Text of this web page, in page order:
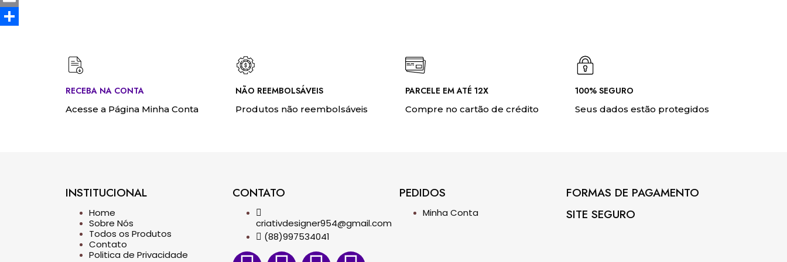
Email
RECEBA NA CONTA
Acesse a Página Minha Conta
NÃO REEMBOLSÁVEIS
Produtos não reembolsáveis
PARCELE EM ATÉ 12X
Compre no cartão de crédito
100% SEGURO
Seus dados estão protegidos
INSTITUCIONAL
Home
Sobre Nós
Todos os Produtos
Contato
Politica de Privacidade
CONTATO
criativdesigner954@gmail.com
(88)997534041
PEDIDOS
Minha Conta
FORMAS DE PAGAMENTO
SITE SEGURO